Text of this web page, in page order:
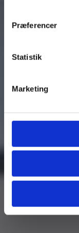
Præferencer
Statistik
Marketing